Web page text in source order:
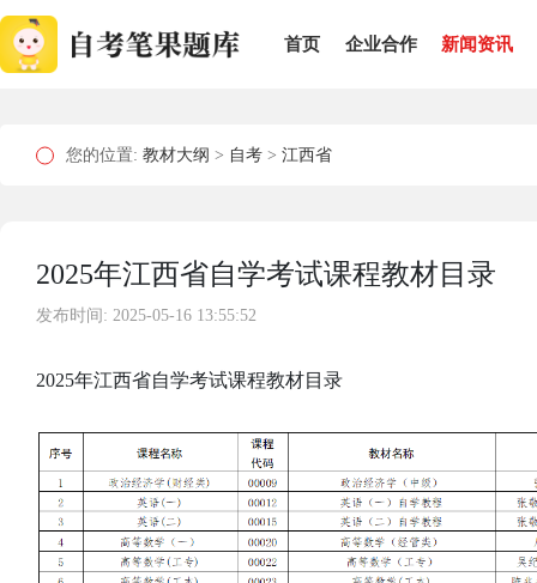
首页 企业合作 新闻资讯
您的位置: 教材大纲 > 自考 > 江西省
2025年江西省自学考试课程教材目录
发布时间: 2025-05-16 13:55:52
2025年江西省自学考试课程教材目录